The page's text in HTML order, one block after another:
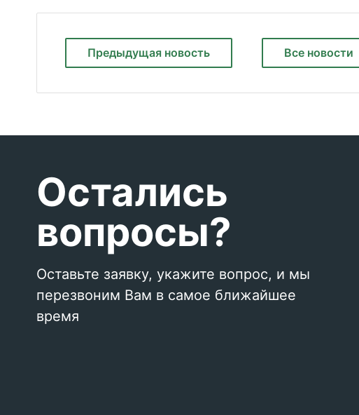
Предыдущая новость Все новости
Остались
вопросы?
Оставьте заявку, укажите вопрос, и мы
перезвоним Вам в самое ближайшее
время